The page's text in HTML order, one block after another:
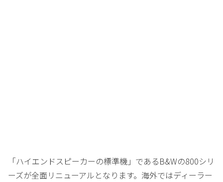
「ハイエンドスピーカーの標準機」であるB&Wの800シリ
ーズが全面リニューアルとなります。海外ではディーラー